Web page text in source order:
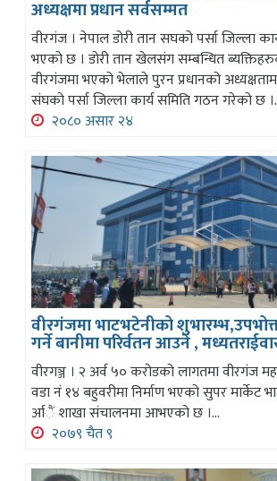
अध्यक्षमा प्रधान सर्वसम्मत
वीरगंज । नेपाल डोरी तान सघको पर्सा जिल्ला
भएको छ । डोरी तान खेलसंग सम्बन्धित
वीरगंजमा भएको भेलाले पुरन प्रधानको
संघको पर्सा जिल्ला कार्य समिति गठन गरेको छ
२०८० असार २४
वीरगंजमा भाटभटेनीको
गर्ने बानीमा परिर्वतन आउने ,
वीरगञ्ज । २ अर्व ५० करोडको लागतमा वीरगंज
वडा नं १४ बहुवरीमा निर्माण भएको सुपर मार्केट
र्आैं शाखा संचालनमा आभएको छ ।...
२०७९ चैत ९